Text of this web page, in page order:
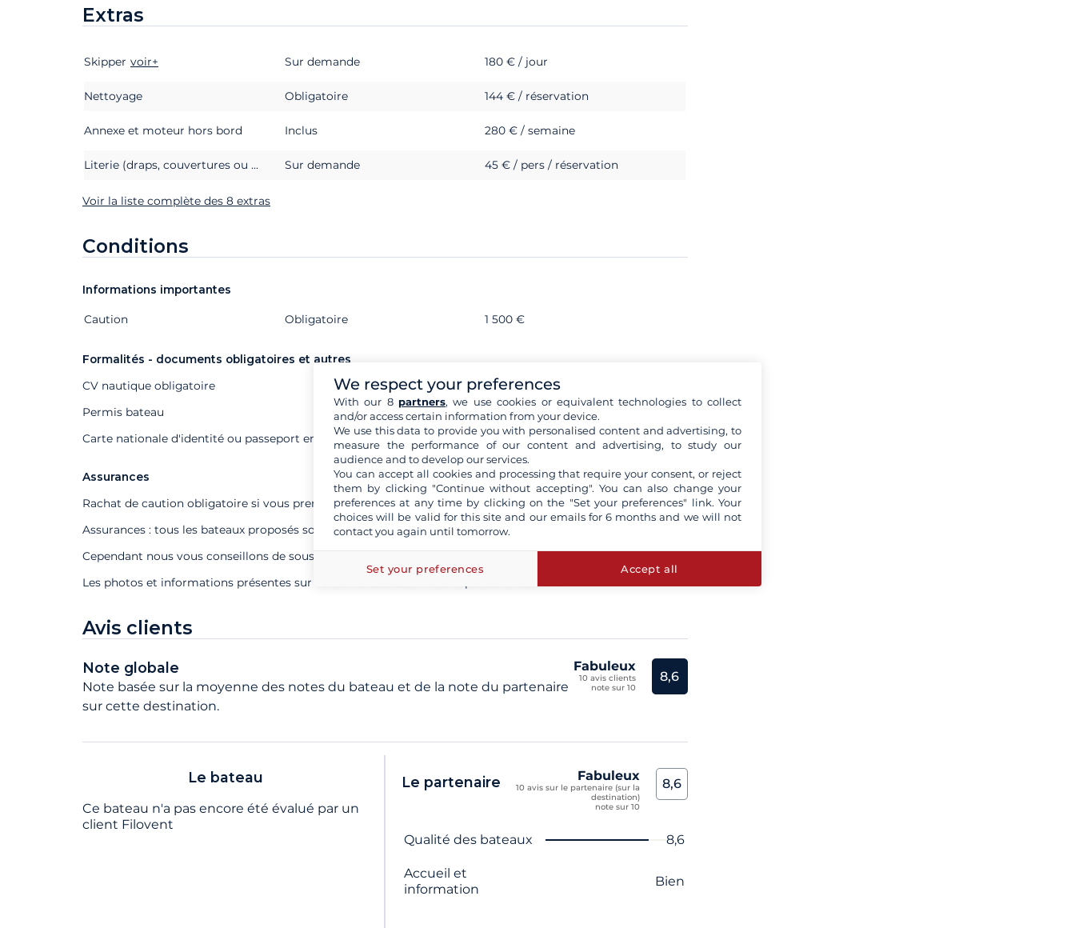
Extras
Extras Statut
Skipper voir+ Sur demande 180 € / jour
Nettoyage Obligatoire 144 € / réservation
Annexe et moteur hors bord Inclus 280 € / semaine
Literie (draps, couvertures ou couettes, oreillers et taies d'oreillers) Sur demande 45 € / pers / réservation
Voir la liste complète des 8 extras
Conditions
Informations importantes
Extras Statut
Caution Obligatoire 1 500 €
Formalités - documents obligatoires et autres
CV nautique obligatoire
Permis bateau
Carte nationale d'identité ou passeport en cours de validité obligatoire
Assurances
Rachat de caution obligatoire si vous prenez un skipper professionnel
Assurances : tous les bateaux proposés sont assurés tous risques
Cependant nous vous conseillons de souscrire à notre assurance Annulation et / ou rachat de cautionvoir+
Les photos et informations présentes sur cette fiche bateau ne sont pas contractuelles
Avis clients
Note globale
Note basée sur la moyenne des notes du bateau et de la note du partenaire
sur cette destination.
Fabuleux
10 avis clients
note sur 10
8,6
Le bateau
Ce bateau n'a pas encore été évalué par un
client Filovent
Le partenaire Fabuleux
10 avis sur le partenaire (sur la
destination)
note sur 10
8,6
Nom du critère Note
Qualité des bateaux 8,6
Accueil et
information
Bien
We respect your preferences
With our 8 partners, we use cookies or equivalent technologies to collect
and/or access certain information from your device.
We use this data to provide you with personalised content and advertising, to
measure the performance of our content and advertising, to study our
audience and to develop our services.
You can accept all cookies and processing that require your consent, or reject
them by clicking "Continue without accepting". You can also change your
preferences at any time by clicking on the "Set your preferences" link. Your
choices will be valid for this site and our emails for 6 months and we will not
contact you again until tomorrow.
Set your preferences Accept all